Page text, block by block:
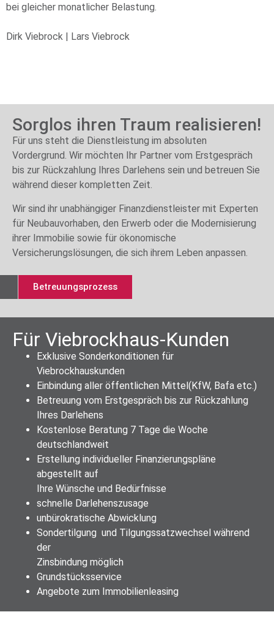
bei gleicher monatlicher Belastung.
Dirk Viebrock | Lars Viebrock
Sorglos ihren Traum realisieren!
Für uns steht die Dienstleistung im absoluten
Vordergrund. Wir möchten Ihr Partner vom Erstgespräch
bis zur Rückzahlung Ihres Darlehens sein und betreuen Sie
während dieser kompletten Zeit.
Wir sind ihr unabhängiger Finanzdienstleister mit Experten
für Neubauvorhaben, den Erwerb oder die Modernisierung
ihrer Immobilie sowie für ökonomische
Versicherungslösungen, die sich ihrem Leben anpassen.
Betreuungsprozess
Für Viebrockhaus-Kunden
Exklusive Sonderkonditionen für
Viebrockhauskunden
Einbindung aller öffentlichen Mittel(KfW, Bafa etc.)
Betreuung vom Erstgespräch bis zur Rückzahlung
Ihres Darlehens
Kostenlose Beratung 7 Tage die Woche
deutschlandweit
Erstellung individueller Finanzierungspläne
abgestellt auf
Ihre Wünsche und Bedürfnisse
schnelle Darlehenszusage
unbürokratische Abwicklung
Sondertilgung und Tilgungssatzwechsel während
der
Zinsbindung möglich
Grundstücksservice
Angebote zum Immobilienleasing